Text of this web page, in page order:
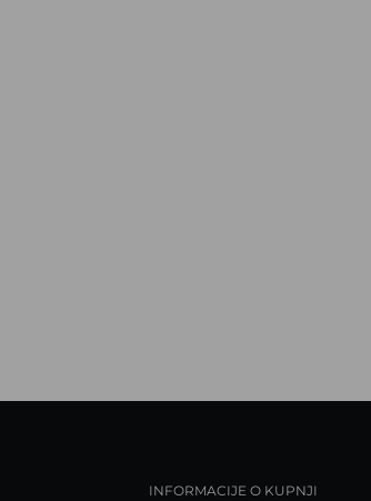
INFORMACIJE O KUPNJI